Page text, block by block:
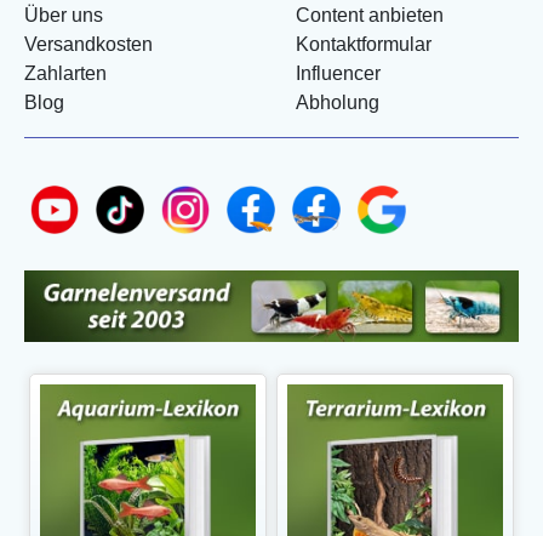
Über uns
Versandkosten
Zahlarten
Blog
Content anbieten
Kontaktformular
Influencer
Abholung